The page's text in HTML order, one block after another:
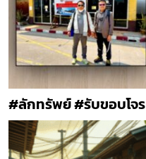
#ลักทรัพย์ #รับขอบโจร